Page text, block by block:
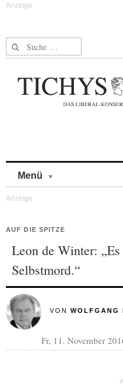
Suche nach:
Menü
AUF DIE SPITZE
Leon de Winter:
Selbstmord.“
VON WOLFGANG
Fr, 11. November